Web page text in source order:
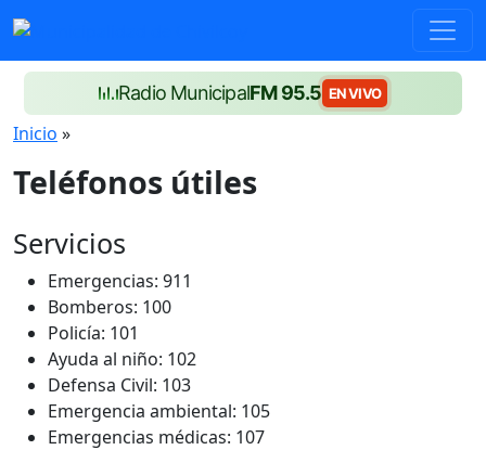
Radio MunicipalFM 95.5 EN VIVO
Inicio »
Teléfonos útiles
Servicios
Emergencias: 911
Bomberos: 100
Policía: 101
Ayuda al niño: 102
Defensa Civil: 103
Emergencia ambiental: 105
Emergencias médicas: 107